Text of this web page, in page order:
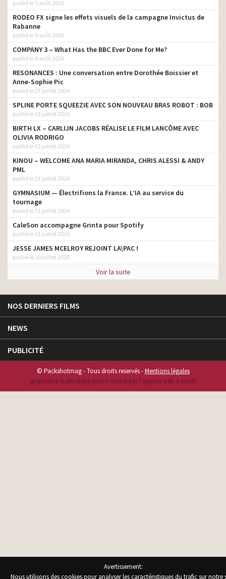
publié le 5 août 2026
RODEO FX signe les effets visuels de la campagne Invictus de
Rabanne
publié le 4 août 2026
COMPANY 3 – What Has the BBC Ever Done for Me?
publié le 4 août 2026
RESONANCES : Une conversation entre Dorothée Boissier et
Anne-Sophie Pic
publié le 27 juillet 2026
SPLINE PORTE SQUEEZIE AVEC SON NOUVEAU BRAS ROBOT : BOB
publié le 23 juillet 2026
BIRTH LX – CARLIJN JACOBS RÉALISE LE FILM LANCÔME AVEC
OLIVIA RODRIGO
publié le 23 juillet 2026
KINOU – WELCOME ANA MARIA MIRANDA, CHRIS ALESSI & ANDY
PML
publié le 21 juillet 2026
GYMNASIUM — Électrifions la France. L’IA au service du
tournage
publié le 21 juillet 2026
CaleSon accompagne Grinta pour Spotify
publié le 21 juillet 2026
JESSE JAMES MCELROY REJOINT LA\PAC !
publié le 20 juillet 2026
Voir la suite
NOS DERNIERS FILMS
NEWS
PUBLICITÉ
© Packshotmag - Tous droits reservés -Mentions légales
graphisme & développement réalisé par l‘agence web 3 octets
Avertissement:
Nous utilisons des cookies pour analyser les caractéristiques du trafic sur notre